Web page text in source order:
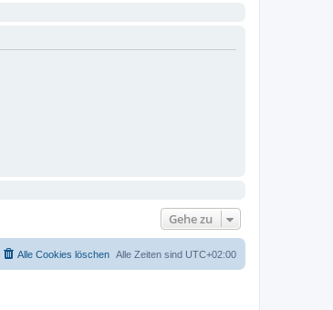
Gehe zu
Alle Zeiten sind UTC+02:00
Alle Cookies löschen